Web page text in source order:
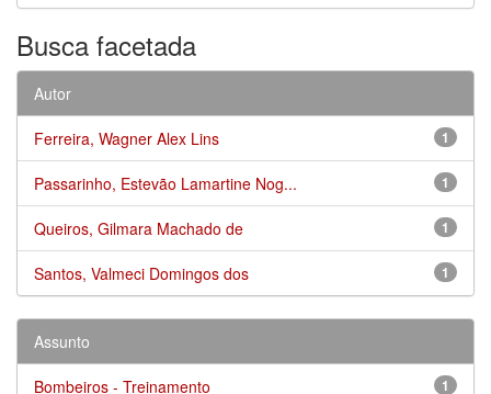
Busca facetada
Autor
1
Ferreira, Wagner Alex Lins
1
Passarinho, Estevão Lamartine Nog...
1
Queiros, Gilmara Machado de
1
Santos, Valmeci Domingos dos
Assunto
1
Bombeiros - Treinamento